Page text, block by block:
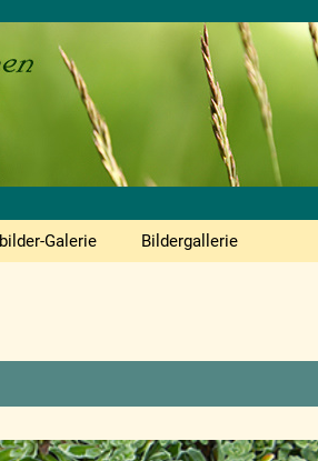
Galerie Bildergallerie